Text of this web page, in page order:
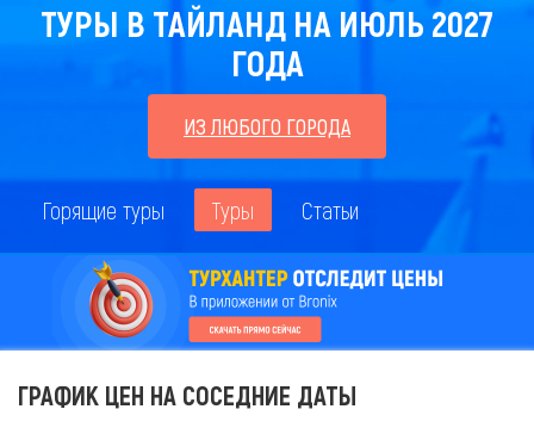
ТУРЫ В ТАЙЛАНД НА ИЮЛЬ 2027
ГОДА
ИЗ ЛЮБОГО ГОРОДА
Горящие туры Туры Статьи
ГРАФИК ЦЕН НА СОСЕДНИЕ ДАТЫ